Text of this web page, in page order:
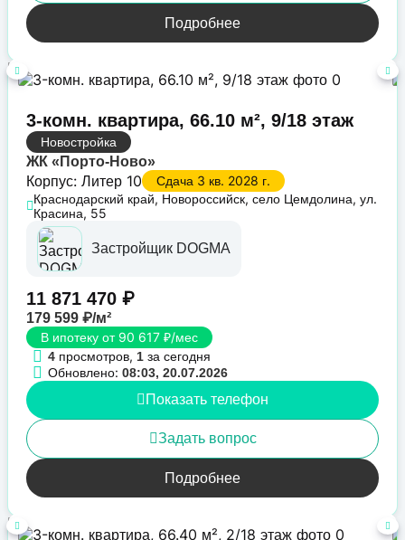
Подробнее
3-комн. квартира, 66.10 м², 9/18 этаж
Новостройка
ЖК «Порто-Ново»
Корпус: Литер 10
Сдача 3 кв. 2028 г.
Краснодарский край, Новороссийск, село Цемдолина, ул.
Красина, 55
Застройщик DOGMA
11 871 470 ₽
179 599 ₽/м²
В ипотеку от 90 617 ₽/мес
4 просмотров, 1 за сегодня
Обновлено: 08:03, 20.07.2026
Показать телефон
Задать вопрос
Подробнее